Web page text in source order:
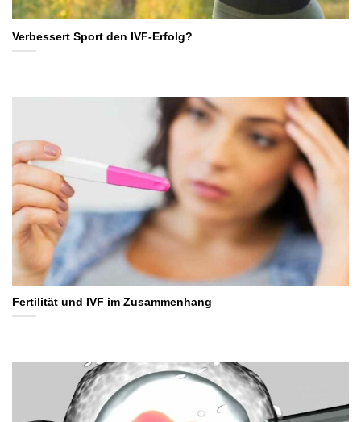
Verbessert Sport den IVF-Erfolg?
Fertilität und IVF im Zusammenhang